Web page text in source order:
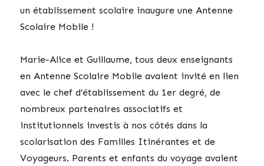
un établissement scolaire inaugure une Antenne
Scolaire Mobile !
Marie-Alice et Guillaume, tous deux enseignants
en Antenne Scolaire Mobile avaient invité en lien
avec le chef d’établissement du 1er degré, de
nombreux partenaires associatifs et
institutionnels investis à nos côtés dans la
scolarisation des Familles Itinérantes et de
Voyageurs. Parents et enfants du voyage avaient